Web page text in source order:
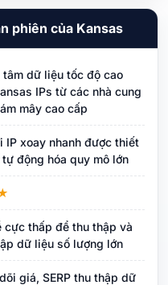
phiên của Kansas
tâm dữ liệu tốc độ cao
IPs từ các nhà cung
mây cao cấp
IP xoay nhanh được thiết
tự động hóa quy mô lớn
cực thấp để thu thập và
dữ liệu số lượng lớn
giá, SERP thu thập dữ